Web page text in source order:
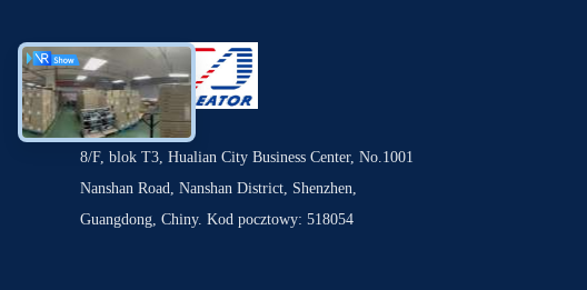
8/F, blok T3, Hualian City Business Center, No.1001
Nanshan Road, Nanshan District, Shenzhen,
Guangdong, Chiny. Kod pocztowy: 518054